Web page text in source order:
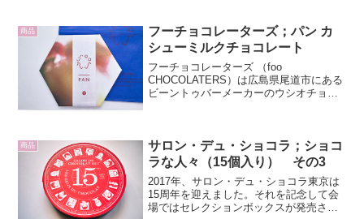
本語では極...
商品
フーチョコレーターズ；パン カ
シューミルクチョコレート
フーチョコレーターズ （foo
CHOCOLATERS）は広島県尾道市にある
ビーントゥバーメーカーのウシオチョコ
ルクチョ...
商品
サロン・デュ・ショコラ；ショコ
ラな人々（15個入り） その3
2017年、サロン・デュ・ショコラ東京は
15周年を迎えました。それを記念して会
場ではセレクションボックスが発売され